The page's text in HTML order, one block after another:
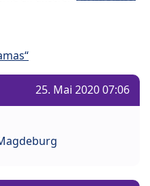
25. Mai 2020 07:06